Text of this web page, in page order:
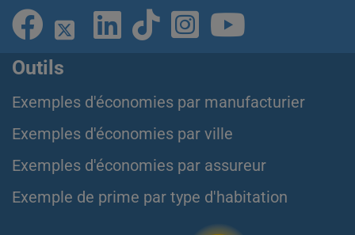
Outils
Exemples d'économies par manufacturier
Exemples d'économies par ville
Exemples d'économies par assureur
Exemple de prime par type d'habitation